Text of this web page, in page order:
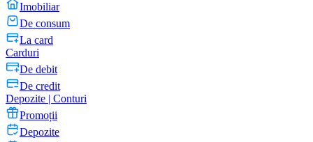
Imobiliar
De consum
La card
Carduri
De debit
De credit
Depozite | Conturi
Promoții
Depozite